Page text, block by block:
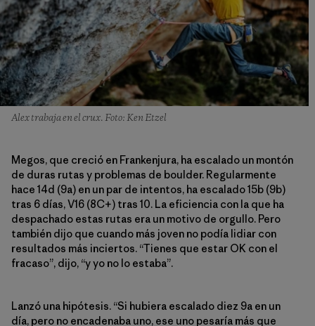
Alex trabaja en el crux. Foto: Ken Etzel
Megos, que creció en Frankenjura, ha escalado un montón
de duras rutas y problemas de boulder. Regularmente
hace 14d (9a) en un par de intentos, ha escalado 15b (9b)
tras 6 días, V16 (8C+) tras 10. La eficiencia con la que ha
despachado estas rutas era un motivo de orgullo. Pero
también dijo que cuando más joven no podía lidiar con
resultados más inciertos. “Tienes que estar OK con el
fracaso”, dijo, “y yo no lo estaba”.
Lanzó una hipótesis. “Si hubiera escalado diez 9a en un
día, pero no encadenaba uno, ese uno pesaría más que